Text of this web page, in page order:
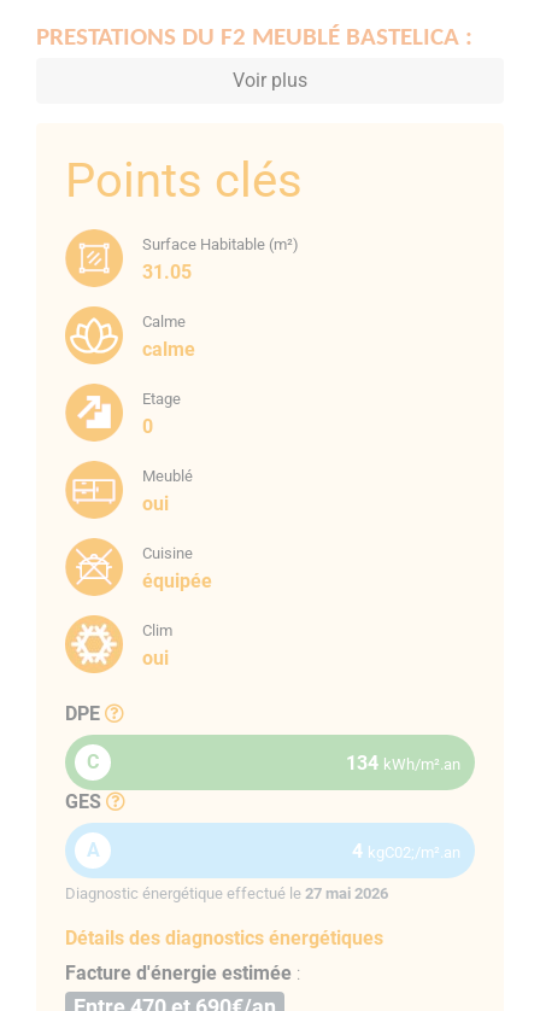
PRESTATIONS DU F2 MEUBLÉ BASTELICA :
Faïence
Menuiseries PVC double vitrage
Climatisation réversible
Chauffe-eau électrique
Placards muraux
Cuisine équipée (plaque de cuisson, hotte, four,
micro-ondes, lave-linge, réfrigérateur/congélateur).
Pièce
RDC
RDC Salon/cuisine
ELEMENTS FINANCIERS F2 MEUBLÉ
BASTELICA :
Voir plus
Points clés
Surface Habitable (m²)
31.05
Calme
calme
Etage
0
Meublé
oui
Cuisine
équipée
Clim
oui
DPE
C 134 kWh/m².an
GES
A 4 kgC02;/m².an
Diagnostic énergétique effectué le 27 mai 2026
Détails des diagnostics énergétiques
Facture d'énergie estimée :